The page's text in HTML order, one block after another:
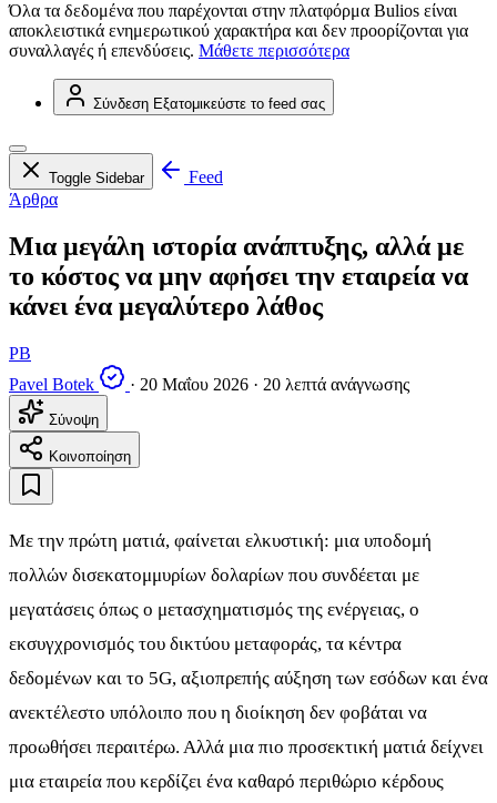
Όλα τα δεδομένα που παρέχονται στην πλατφόρμα Bulios είναι
αποκλειστικά ενημερωτικού χαρακτήρα και δεν προορίζονται για
συναλλαγές ή επενδύσεις. Μάθετε περισσότερα
Σύνδεση Εξατομικεύστε το feed σας
Toggle Sidebar
Feed
Άρθρα
Μια μεγάλη ιστορία ανάπτυξης, αλλά με
το κόστος να μην αφήσει την εταιρεία να
κάνει ένα μεγαλύτερο λάθος
PB
Pavel Botek
· 20 Μαΐου 2026 · 20 λεπτά ανάγνωσης
Σύνοψη
Κοινοποίηση
Με την πρώτη ματιά, φαίνεται ελκυστική: μια υποδομή
πολλών δισεκατομμυρίων δολαρίων που συνδέεται με
μεγατάσεις όπως ο μετασχηματισμός της ενέργειας, ο
εκσυγχρονισμός του δικτύου μεταφοράς, τα κέντρα
δεδομένων και το 5G, αξιοπρεπής αύξηση των εσόδων και ένα
ανεκτέλεστο υπόλοιπο που η διοίκηση δεν φοβάται να
προωθήσει περαιτέρω. Αλλά μια πιο προσεκτική ματιά δείχνει
μια εταιρεία που κερδίζει ένα καθαρό περιθώριο κέρδους